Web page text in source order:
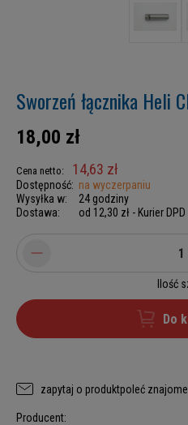
Sworzeń łącznika Heli
18,00 zł
Cena netto: 14,63 zł
Dostępność: na wyczerpaniu
Wysyłka w:
24 godziny
Dostawa:
od 12,30 zł - Kurier DPD
Ilość
Do
zapytaj o produktpoleć
Producent: